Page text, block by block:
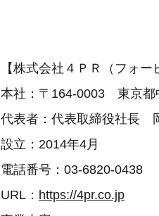
【株式会社４ＰＲ（フォー
本社：〒164-0003 東京都
代表者：代表取締役社長
設立：2014年4月
電話番号：03-6820-0438
URL： https://4pr.co.jp